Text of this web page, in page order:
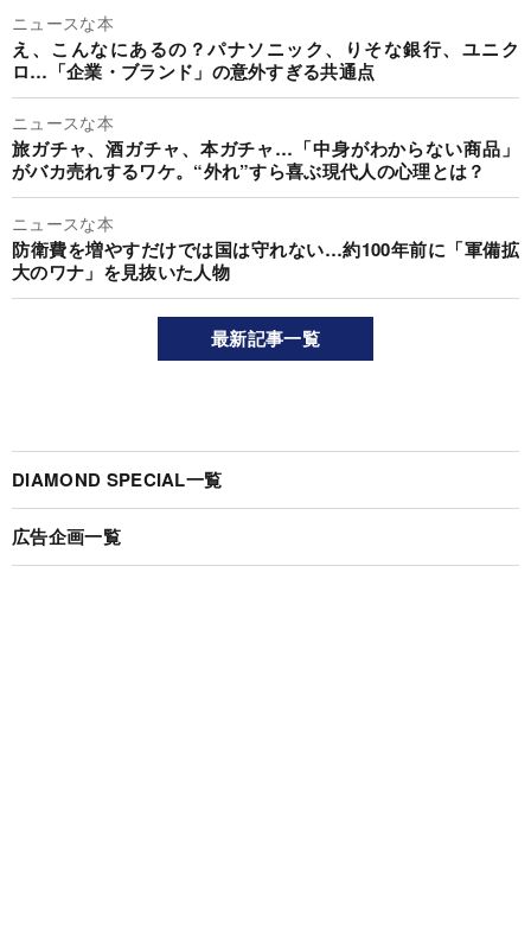
ニュースな本
え、こんなにあるの？パナソニック、りそな銀行、ユニク
ロ…「企業・ブランド」の意外すぎる共通点
ニュースな本
旅ガチャ、酒ガチャ、本ガチャ…「中身がわからない商品」
がバカ売れするワケ。“外れ”すら喜ぶ現代人の心理とは？
ニュースな本
防衛費を増やすだけでは国は守れない…約100年前に「軍備拡
大のワナ」を見抜いた人物
最新記事一覧
DIAMOND SPECIAL一覧
広告企画一覧